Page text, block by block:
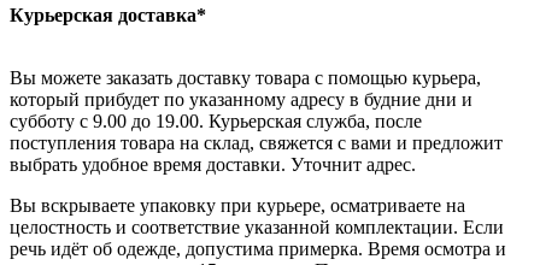
Курьерская доставка*
Вы можете заказать доставку товара с помощью курьера,
который прибудет по указанному адресу в будние дни и
субботу с 9.00 до 19.00. Курьерская служба, после
поступления товара на склад, свяжется с вами и предложит
выбрать удобное время доставки. Уточнит адрес.
Вы вскрываете упаковку при курьере, осматриваете на
целостность и соответствие указанной комплектации. Если
речь идёт об одежде, допустима примерка. Время осмотра и